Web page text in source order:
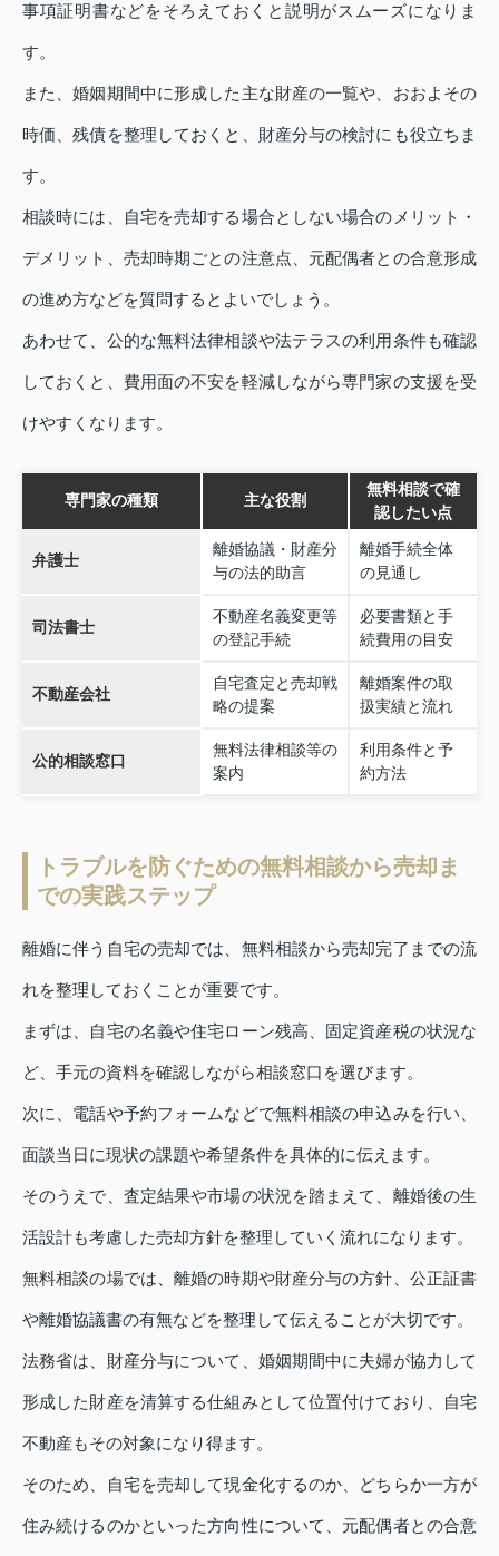
事項証明書などをそろえておくと説明がスムーズになりま
す。
また、婚姻期間中に形成した主な財産の一覧や、おおよその
時価、残債を整理しておくと、財産分与の検討にも役立ちま
す。
相談時には、自宅を売却する場合としない場合のメリット・
デメリット、売却時期ごとの注意点、元配偶者との合意形成
の進め方などを質問するとよいでしょう。
あわせて、公的な無料法律相談や法テラスの利用条件も確認
しておくと、費用面の不安を軽減しながら専門家の支援を受
けやすくなります。
専門家の種類 主な役割
無料相談で確
認したい点
弁護士
離婚協議・財産分
与の法的助言
離婚手続全体
の見通し
司法書士
不動産名義変更等
の登記手続
必要書類と手
続費用の目安
不動産会社
自宅査定と売却戦
略の提案
離婚案件の取
扱実績と流れ
公的相談窓口
無料法律相談等の
案内
利用条件と予
約方法
トラブルを防ぐための無料相談から売却ま
での実践ステップ
離婚に伴う自宅の売却では、無料相談から売却完了までの流
れを整理しておくことが重要です。
まずは、自宅の名義や住宅ローン残高、固定資産税の状況な
ど、手元の資料を確認しながら相談窓口を選びます。
次に、電話や予約フォームなどで無料相談の申込みを行い、
面談当日に現状の課題や希望条件を具体的に伝えます。
そのうえで、査定結果や市場の状況を踏まえて、離婚後の生
活設計も考慮した売却方針を整理していく流れになります。
無料相談の場では、離婚の時期や財産分与の方針、公正証書
や離婚協議書の有無などを整理して伝えることが大切です。
法務省は、財産分与について、婚姻期間中に夫婦が協力して
形成した財産を清算する仕組みとして位置付けており、自宅
不動産もその対象になり得ます。
そのため、自宅を売却して現金化するのか、どちらか一方が
住み続けるのかといった方向性について、元配偶者との合意